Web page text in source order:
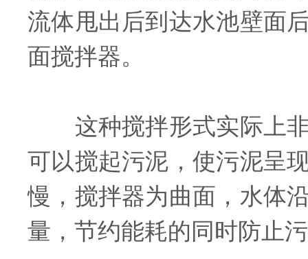
流体甩出后到达水池壁面
面搅拌器。
这种搅拌形式实际上非
可以搅起污泥，使污泥呈
慢，搅拌器为曲面，水体
量，节约能耗的同时防止